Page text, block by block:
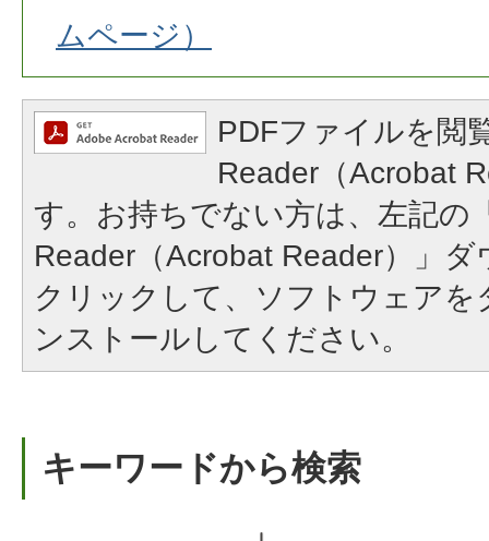
ムページ）
PDFファイルを閲
Reader（Acrobat
す。お持ちでない方は、左記の
Reader（Acrobat Reader）」
クリックして、ソフトウェア
ンストールしてください。
キーワードから検索